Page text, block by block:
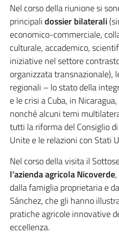
Nel corso della riunione si
principalidossier bilaterali
economico-commerciale,
culturale, accademico,
iniziative nel settore
organizzata transnazionale),
regionali – lo stato della
e le crisi a Cuba, in
nonché alcuni temi
tutti la riforma del Consiglio
Unite e le relazioni con Stati
Nel corso della visita il
l’azienda agricola Nicoverde
dalla famiglia proprietaria e
Sánchez, che gli hanno
pratiche agricole innovative
eccellenza.